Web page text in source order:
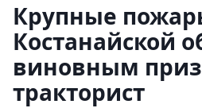
Крупные
Костанайской
виновным
тракторист